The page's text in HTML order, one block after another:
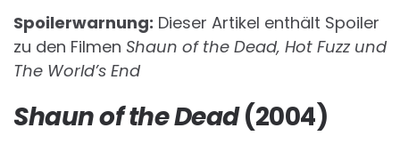
Spoilerwarnung: Dieser Artikel enthält Spoiler
zu den Filmen Shaun of the Dead, Hot Fuzz und
The World’s End
Shaun of the Dead(2004)